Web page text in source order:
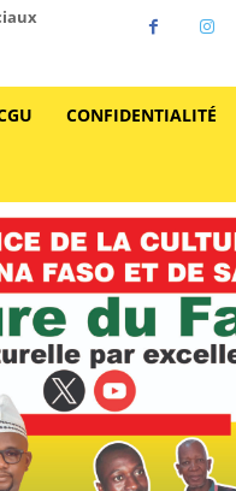
CONFIDENTIALITÉ